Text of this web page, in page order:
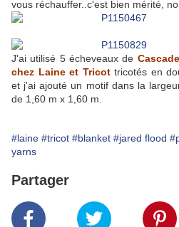
vous réchauffer..c'est bien mérité,
J'ai utilisé 5 écheveaux de
chez Laine et Tricottricotés en
et j'ai ajouté un motif dans la
de 1,60 m x 1,60 m.
#laine #tricot #blanket #jared flood
yarns
Partager